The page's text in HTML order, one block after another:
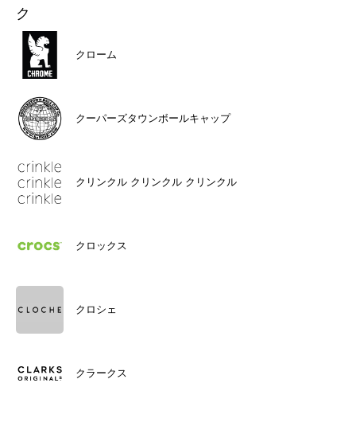
ク
クローム
クーパーズタウンボールキャップ
クリンクル クリンクル クリンクル
クロックス
クロシェ
クラークス